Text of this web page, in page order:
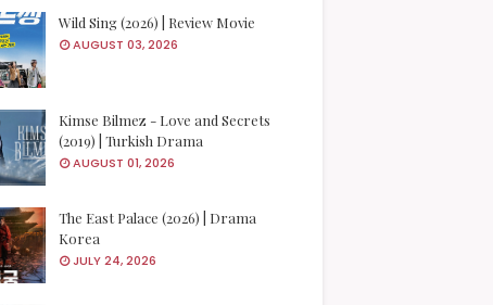
Wild Sing (2026) | Review Movie
AUGUST 03, 2026
Kimse Bilmez - Love and Secrets
(2019) | Turkish Drama
AUGUST 01, 2026
The East Palace (2026) | Drama
Korea
JULY 24, 2026